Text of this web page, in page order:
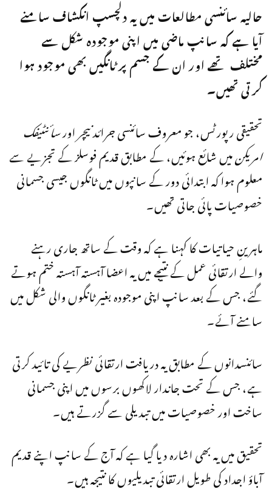
حالیہ سائنسی مطالعات میں یہ دلچسپ انکشاف سامنے
آیا ہے کہ سانپ ماضی میں اپنی موجودہ شکل سے
مختلف تھے اور ان کے جسم پر ٹانگیں بھی موجود ہوا
کرتی تھیں۔
تحقیقی رپورٹس، جو معروف سائنسی جرائدنیچراورسائنٹیفک
امریکنمیں شائع ہوئیں، کے مطابق قدیم فوسلز کے تجزیے سے
معلوم ہوا کہ ابتدائی دور کے سانپوں میں ٹانگوں جیسی جسمانی
خصوصیات پائی جاتی تھیں۔
ماہرینِ حیاتیات کا کہنا ہے کہ وقت کے ساتھ جاری رہنے
والے ارتقائی عمل کے نتیجے میں یہ اعضا آہستہ آہستہ ختم ہوتے
گئے، جس کے بعد سانپ اپنی موجودہ بغیر ٹانگوں والی شکل میں
سامنے آئے۔
سائنسدانوں کے مطابق یہ دریافت ارتقائی نظریے کی تائید کرتی
ہے، جس کے تحت جاندار لاکھوں برسوں میں اپنی جسمانی
ساخت اور خصوصیات میں تبدیلی سے گزرتے ہیں۔
تحقیق میں یہ بھی اشارہ دیا گیا ہے کہ آج کے سانپ اپنے قدیم
آباؤ اجداد کی طویل ارتقائی تبدیلیوں کا نتیجہ ہیں۔